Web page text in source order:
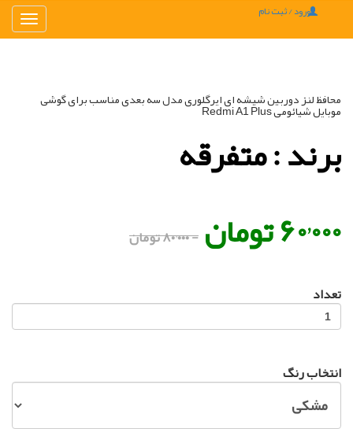
تغییر ورود / ثبت نام
محافظ لنز دوربین شیشه ای ایرگلوری مدل سه بعدی مناسب برای گوشی
موبایل شیائومی Redmi A1 Plus
برند : متفرقه
۶۰٬۰۰۰ تومان
- ۸۰٬۰۰۰ تومان
تعداد
انتخاب رنگ